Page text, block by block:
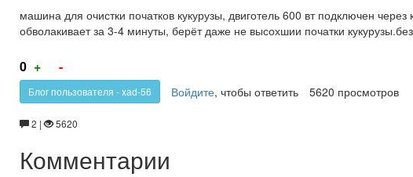
машина для очистки початков кукурузы, двиготель 600 вт подключен
обволакивает за 3-4 минуты, берёт даже не высохшии початки
0 +
за!
-
против!
Блог пользователя - xad-56 Войдите, чтобы ответить 5620 просмотров
2 | 5620
Комментарии